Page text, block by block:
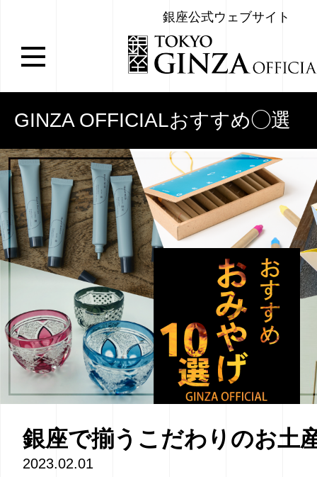
銀座公式ウェブサイト
GINZA OFFICIALおすすめ◯選
銀座で揃うこだわりのお土
2023.02.01